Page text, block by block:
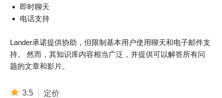
即时聊天
电话支持
Lander承诺提供协助，但限制基本用户使用聊天和电子邮件支
持。 然而，其知识库内容相当广泛，并提供可以解答所有问
题的文章和影片。
3.5 定价